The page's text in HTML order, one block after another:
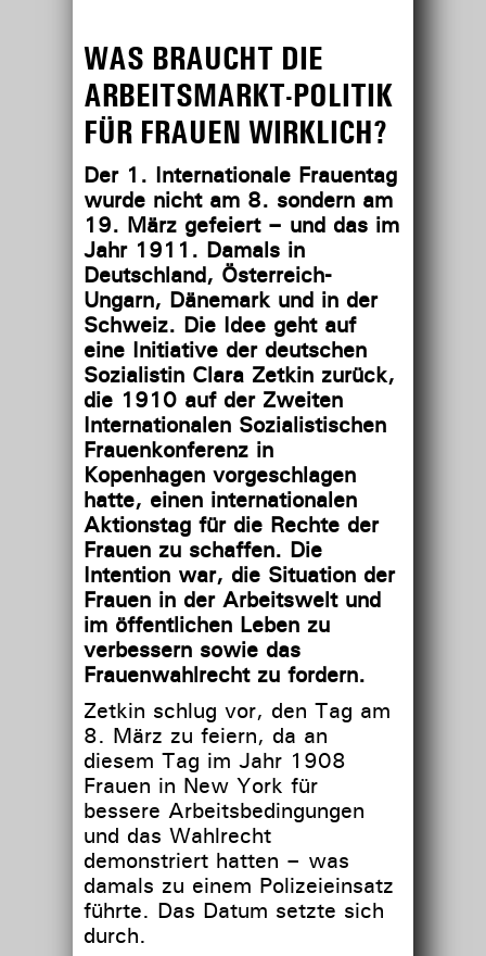
WAS BRAUCHT DIE
ARBEITSMARKT-POLITIK
FÜR FRAUEN WIRKLICH?
Der 1. Internationale Frauentag
wurde nicht am 8. sondern am
19. März gefeiert – und das im
Jahr 1911. Damals in
Deutschland, Österreich-
Ungarn, Dänemark und in der
Schweiz. Die Idee geht auf
eine Initiative der deutschen
Sozialistin Clara Zetkin zurück,
die 1910 auf der Zweiten
Internationalen Sozialistischen
Frauenkonferenz in
Kopenhagen vorgeschlagen
hatte, einen internationalen
Aktionstag für die Rechte der
Frauen zu schaffen. Die
Intention war, die Situation der
Frauen in der Arbeitswelt und
im öffentlichen Leben zu
verbessern sowie das
Frauenwahlrecht zu fordern.
Zetkin schlug vor, den Tag am
8. März zu feiern, da an
diesem Tag im Jahr 1908
Frauen in New York für
bessere Arbeitsbedingungen
und das Wahlrecht
demonstriert hatten – was
damals zu einem Polizeieinsatz
führte. Das Datum setzte sich
durch.